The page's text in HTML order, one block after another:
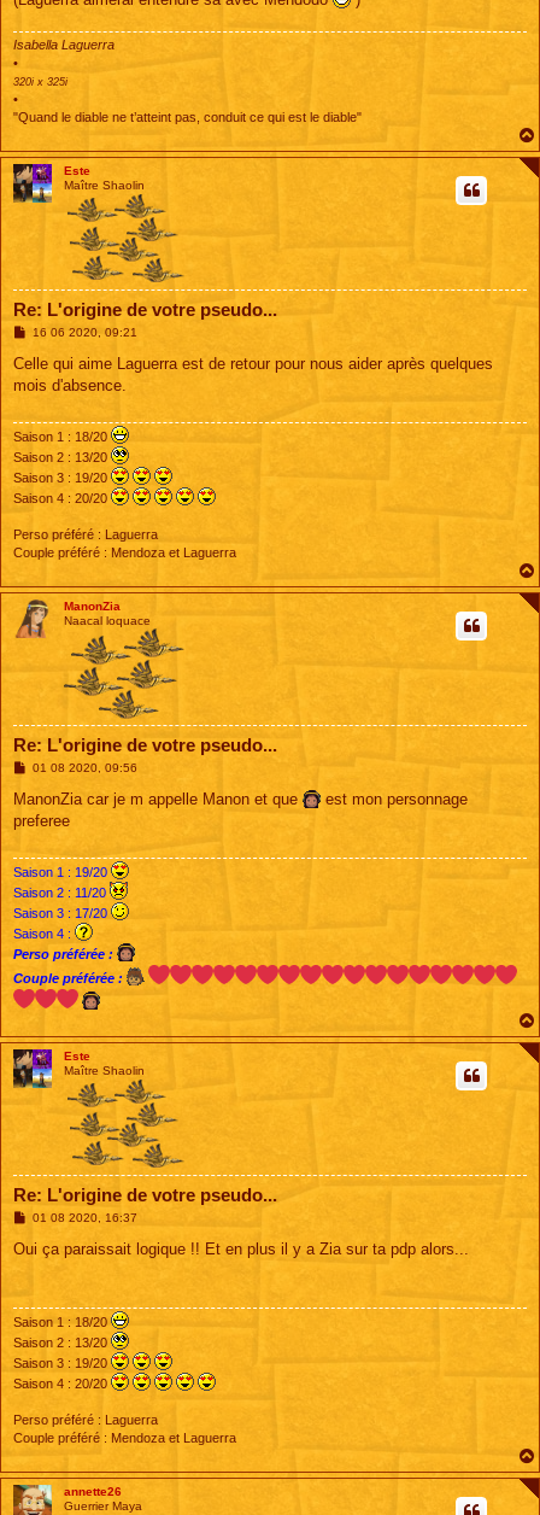
Isabella Laguerra
•
320i x 325i
•
"Quand le diable ne t’atteint pas, conduit ce qui est le diable"
Este
Maître Shaolin
Re: L'origine de votre pseudo...
M
s
a
16 06 2020, 09:21
Celle qui aime Laguerra est de retour pour nous aider après quelques
mois d'absence.
Saison 1 : 18/20
Saison 2 : 13/20
Saison 3 : 19/20
Saison 4 : 20/20
Perso préféré : Laguerra
Couple préféré : Mendoza et Laguerra
ManonZia
Naacal loquace
Re: L'origine de votre pseudo...
M
s
a
01 08 2020, 09:56
ManonZia car je m appelle Manon et que
est mon personnage
preferee
Saison 1 : 19/20
Saison 2 : 11/20
Saison 3 : 17/20
Saison 4 :
Perso préférée :
Couple préférée :
Este
Maître Shaolin
Re: L'origine de votre pseudo...
M
s
01 08 2020, 16:37
Oui ça paraissait logique !! Et en plus il y a Zia sur ta pdp alors...
Saison 1 : 18/20
Saison 2 : 13/20
Saison 3 : 19/20
Saison 4 : 20/20
Perso préféré : Laguerra
Couple préféré : Mendoza et Laguerra
annette26
Guerrier Maya